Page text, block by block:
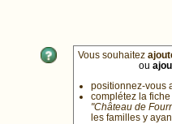
Vous souhaitez
ou
positionnez-vous
complétez la
"Château de
les familles y